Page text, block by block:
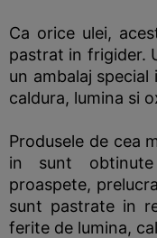
Ca orice ulei,
pastrat in frigider.
un ambalaj
caldura, lumina si
Produsele de cea
in sunt
proaspete,
sunt pastrate in
ferite de lumina,